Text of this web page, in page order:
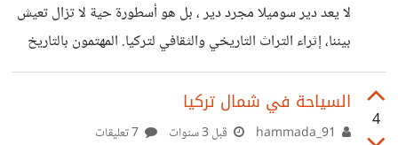
خلال التجربة الجديدة التي أتاحتها المملكة والتي تتيح للسياح
من داخل وخارج المملكة السفر والتنقل بين المدن والمناطق
السياحية البارزة وصولاً إلى
لا يعد دير سوميلا مجرد دير ، بل هو أسطورة حية لا تزال تعيش
بيننا، إثراء التراث التاريخي والثقافي لتركيا. المهتمون بالتاريخ
وعلم الآثار, في ولاية طرابزون ، بفضل بنيتها المميزة وموقعها
الفريد على سفح الجبل، كما لو كانت جزءًا منه. موقع دير سوميلا
يقع دير سوميلا على ارتفاع يزيد عن 1200 متر على حافة
4
السياحة في شمال تركيا
قبل 3 سنوات